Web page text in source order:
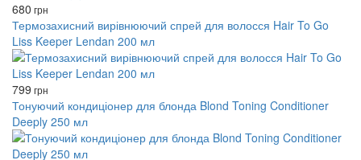
680 грн
Термозахисний вирівнюючий спрей для волосся Hair To Go
Liss Keeper Lendan 200 мл
799 грн
Тонуючий кондиціонер для блонда Blond Toning Conditioner
Deeply 250 мл